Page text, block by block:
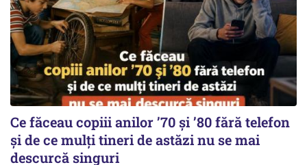
Ce făceau copiii anilor ’70 și ’80 fără telefon
și de ce mulți tineri de astăzi nu se mai
descurcă singuri